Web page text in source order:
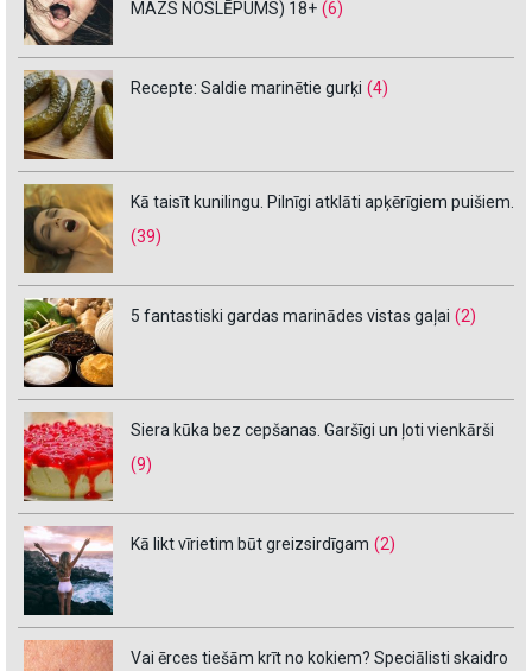
MAZS NOSLĒPUMS) 18+ (6)
Recepte: Saldie marinētie gurķi (4)
Kā taisīt kunilingu. Pilnīgi atklāti apķērīgiem puišiem.
(39)
5 fantastiski gardas marinādes vistas gaļai (2)
Siera kūka bez cepšanas. Garšīgi un ļoti vienkārši
(9)
Kā likt vīrietim būt greizsirdīgam (2)
Vai ērces tiešām krīt no kokiem? Speciālisti skaidro